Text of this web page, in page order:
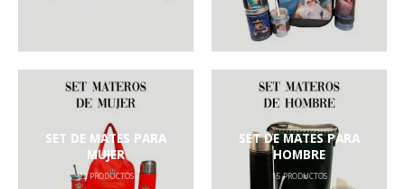
SET DE MATES PARA
MUJER
23PRODUCTOS
SET DE MATES PARA
HOMBRE
15PRODUCTOS